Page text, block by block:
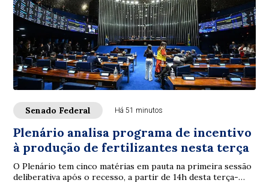
Senado Federal Há 51 minutos
Plenário analisa programa de incentivo
à produção de fertilizantes nesta terça
O Plenário tem cinco matérias em pauta na primeira sessão
deliberativa após o recesso, a partir de 14h desta terça-